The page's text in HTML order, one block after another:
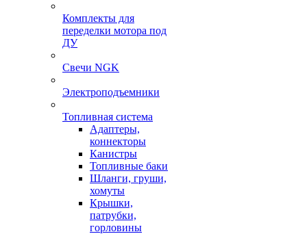
Комплекты для
переделки мотора под
ДУ
Свечи NGK
Электроподъемники
Топливная система
Адаптеры,
коннекторы
Канистры
Топливные баки
Шланги, груши,
хомуты
Крышки,
патрубки,
горловины